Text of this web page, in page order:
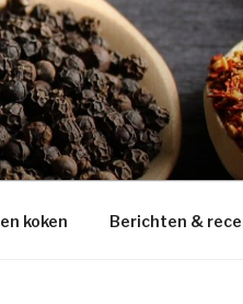
koken Berichten &